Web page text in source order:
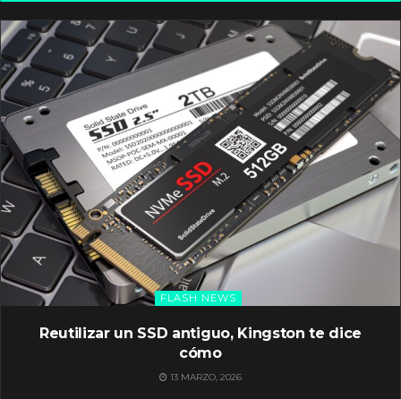
FLASH NEWS
Reutilizar un SSD antiguo, Kingston te dice
cómo
13 MARZO, 2026